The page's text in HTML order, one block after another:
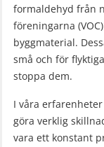
formaldehyd från
föreningarna
byggmaterial.
små och för
stoppa dem.
I våra
göra verklig
vara ett konstant